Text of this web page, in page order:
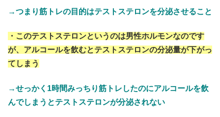
→つまり筋トレの目的はテストステロンを分泌させること
・このテストステロンというのは男性ホルモンなのです
が、アルコールを飲むとテストステロンの分泌量が下がっ
てしまう
→せっかく1時間みっちり筋トレしたのにアルコールを飲
んでしまうとテストステロンが分泌されない